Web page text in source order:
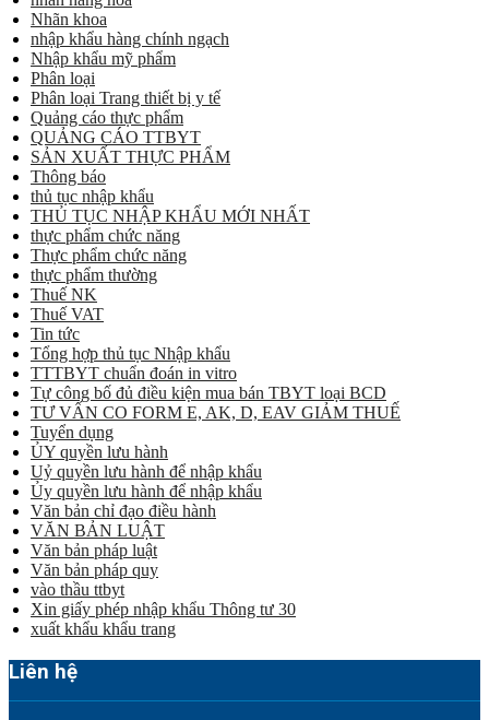
Nhãn khoa
nhập khẩu hàng chính ngạch
Nhập khẩu mỹ phẩm
Phân loại
Phân loại Trang thiết bị y tế
Quảng cáo thực phẩm
QUẢNG CÁO TTBYT
SẢN XUẤT THỰC PHẨM
Thông báo
thủ tục nhập khẩu
THỦ TỤC NHẬP KHẨU MỚI NHẤT
thực phẩm chức năng
Thực phẩm chức năng
thực phẩm thường
Thuế NK
Thuế VAT
Tin tức
Tổng hợp thủ tục Nhập khẩu
TTTBYT chuẩn đoán in vitro
Tự công bố đủ điều kiện mua bán TBYT loại BCD
TƯ VẤN CO FORM E, AK, D, EAV GIẢM THUẾ
Tuyển dụng
ỦY quyền lưu hành
Uỷ quyền lưu hành để nhập khẩu
Ủy quyền lưu hành để nhập khẩu
Văn bản chỉ đạo điều hành
VĂN BẢN LUẬT
Văn bản pháp luật
Văn bản pháp quy
vào thầu ttbyt
Xin giấy phép nhập khẩu Thông tư 30
xuất khẩu khẩu trang
Liên hệ